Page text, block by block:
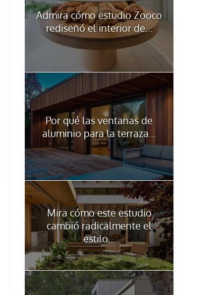
Admira cómo estudio Zooco
rediseñó el interior de...
Por qué las ventanas de
aluminio para la terraza...
Mira cómo este estudio
cambió radicalmente el
estilo...